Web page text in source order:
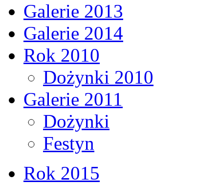
Galerie 2013
Galerie 2014
Rok 2010
Dożynki 2010
Galerie 2011
Dożynki
Festyn
Rok 2015